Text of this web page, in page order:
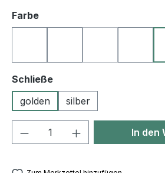
Farbeauswählen
Schließeauswählen
golden
silber
Produkt Anzahl: GibIn den